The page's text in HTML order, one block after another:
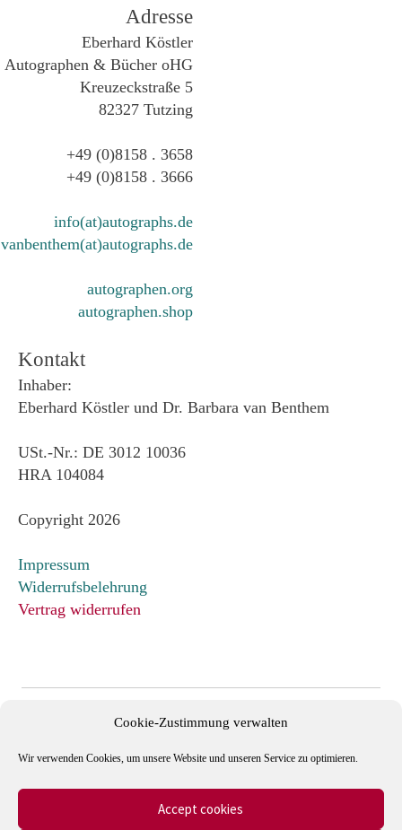
Cookie-Zustimmung verwalten
Wir verwenden Cookies, um unsere Website und unseren Service zu optimieren.
Accept cookies
Adresse
Eberhard Köstler
Autographen & Bücher oHG
Kreuzeckstraße 5
82327 Tutzing
+49 (0)8158 . 3658
+49 (0)8158 . 3666
info(at)autographs.de
vanbenthem(at)autographs.de
autographen.org
autographen.shop
Kontakt
Inhaber:
Eberhard Köstler und Dr. Barbara van Benthem
USt.-Nr.: DE 3012 10036
HRA 104084
Copyright 2026
Impressum
Widerrufsbelehrung
Vertrag widerrufen